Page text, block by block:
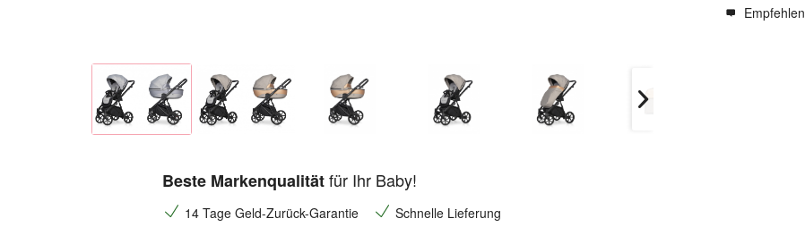
Beste Markenqualitätfür Ihr Baby!
14 Tage Geld-Zurück-Garantie
Schnelle Lieferung
Empfehlen